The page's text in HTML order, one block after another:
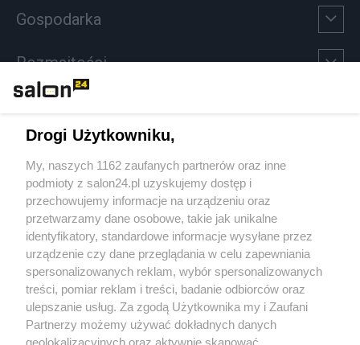
Gospodarka
Rozmaitości
Sport
Społeczeństwo
Kultura
X Facebook Instagram Youtube
Drogi Użytkowniku,
My, naszych 1162 zaufanych partnerów oraz inne
podmioty z salon24.pl uzyskujemy dostęp i
przechowujemy informacje na urządzeniu oraz
przetwarzamy dane osobowe, takie jak unikalne
identyfikatory, standardowe informacje wysyłane przez
urządzenie czy dane przeglądania w celu zapewniania
spersonalizowanych reklam, wybór spersonalizowanych
treści, pomiar reklam i treści, badanie odbiorców oraz
ulepszanie usług. Za zgodą Użytkownika my i Zaufani
Partnerzy możemy używać dokładnych danych
geolokalizacyjnych oraz aktywnie skanować